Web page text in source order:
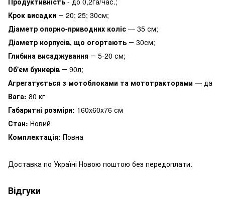
Крок висадки ― 20; 25; 30см;
Діаметр опорно-приводних коліс — 35 см;
Діаметр корпусів, що огортають ― 30см;
Глибина висаджування ― 5-20 см;
Об'єм бункерів ― 90л;
Агрегатується з мотоблоками та мототракторами — да
Вага: 80 кг
Габаритні розміри: 160х60х76 см
Стан: Новий
Комплектація: Повна
Доставка по Україні Новою поштою без передоплати.
Відгуки